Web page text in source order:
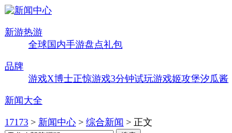
新游热游
全球国内手游盘点礼包
品牌
游戏X博士正惊游戏3分钟试玩游戏姬攻堡汐瓜酱
新闻大全
17173 > 新闻中心 > 综合新闻 > 正文